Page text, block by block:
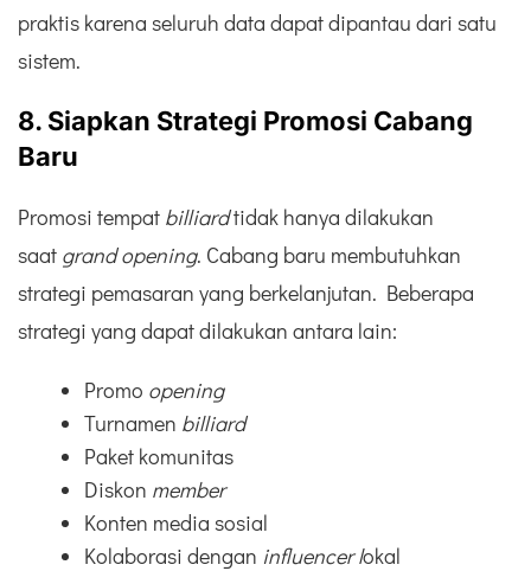
praktis karena seluruh data dapat dipantau dari satu
sistem.
8. Siapkan Strategi Promosi Cabang
Baru
Promosi tempat billiardtidak hanya dilakukan
saat grand opening. Cabang baru membutuhkan
strategi pemasaran yang berkelanjutan. Beberapa
strategi yang dapat dilakukan antara lain:
Promo opening
Turnamen billiard
Paket komunitas
Diskon member
Konten media sosial
Kolaborasi dengan influencer lokal